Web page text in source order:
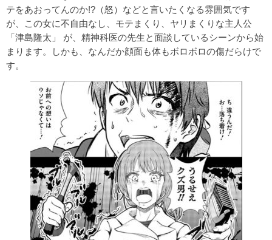
テをあおってんのか!?（怒）などと言いたくなる雰囲気です
が、この女に不自由なし、モテまくり、ヤリまくりな主人公
「津島隆太」 が、精神科医の先生と面談しているシーンから始
まります。しかも、なんだか顔面も体もボロボロの傷だらけで
す。